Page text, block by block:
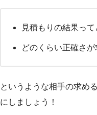
見積もりの結果っ
どのくらい正確さ
というような相手の求め
にしましょう！